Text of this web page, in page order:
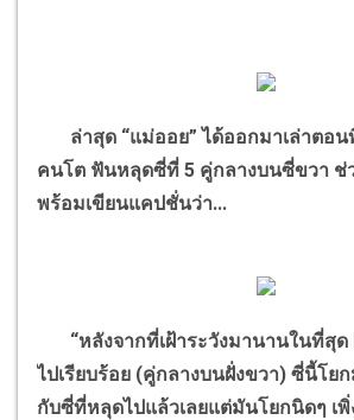
ล่าสุด “แม่ออย” ได้ออกมาเล่าตอน
คนโต ฟันหลุดซี่ที่ 5 คู่กลางบนซี่ขวา ช่ว
พร้อมเขียนแคปชั่นว่า...
“หลังจากที่เฝ้าระวังมานานในที่สุด
ไปเรียบร้อย (คู่กลางบนฝั่งขวา) ซี่นี้โย
กับซี่ที่หลุดไปแล้วเลยแต่มันโยกนิดๆ เพิ่